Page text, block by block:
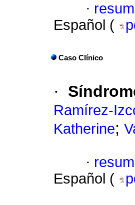
·
Español (
Caso Clínico
·
Ramírez-
Katherine;
·
Español (